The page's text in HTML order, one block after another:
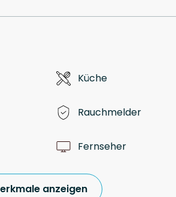
Küche
Rauchmelder
Fernseher
anzeigen